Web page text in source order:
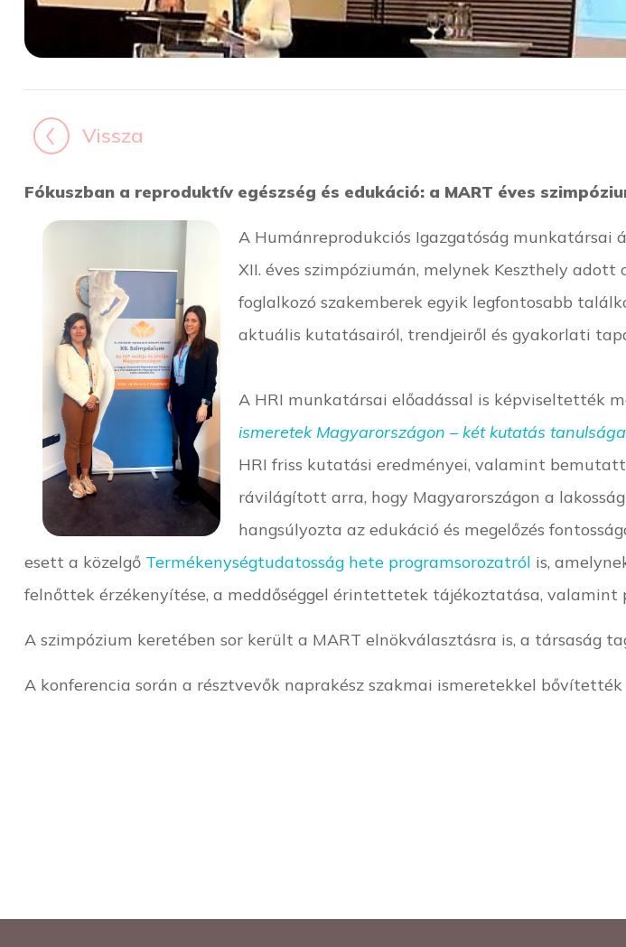
Vissza
Fókuszban a reproduktív egészség és edukáció: a MART éves
A Humánreprodukciós Igazgatóság munkatársai
XII. éves szimpóziumán, melynek Keszthely
foglalkozó szakemberek egyik legfontosabb
aktuális kutatásairól, trendjeiről és gyakorlati
A HRI munkatársai előadással is képviseltették
ismeretek Magyarországon – két kutatás
HRI friss kutatási eredményei, valamint
rávilágított arra, hogy Magyarországon a
hangsúlyozta az edukáció és megelőzés
esett a közelgő Termékenységtudatosság hete programsorozatról is,
felnőttek érzékenyítése, a meddőséggel érintettetek tájékoztatása, valamint
A szimpózium keretében sor került a MART elnökválasztásra is, a társaság
A konferencia során a résztvevők naprakész szakmai ismeretekkel